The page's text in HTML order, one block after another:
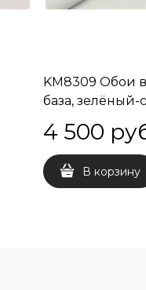
KM8309 Обои
база, зелёный-
A) встречная
4 500
В корзину